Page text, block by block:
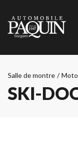
Salle de montre /
SKI-